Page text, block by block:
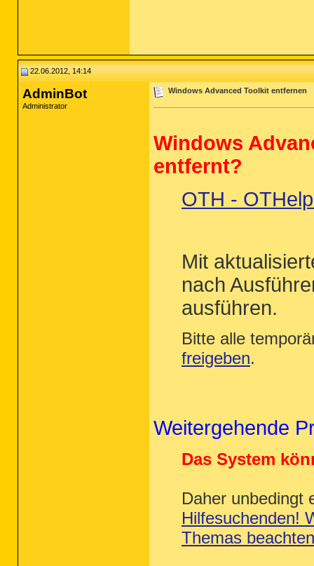
22.06.2012, 14:14
AdminBot
Administrator
Windows Advanced Toolkit entfernen
Windows
entfernt?
OTH -
Mit
nach
ausführen.
Bitte alle
freigeben.
Weitergehende
Das System
Daher unbedingt
Hilfesuchenden!
Themas